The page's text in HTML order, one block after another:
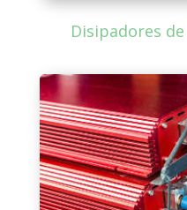
Disipadores